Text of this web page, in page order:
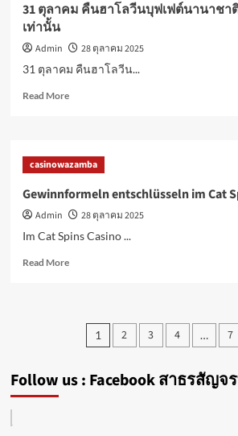
ไม่มี
หรือ
โดรน
31 ตุลาคม คืนฮาโลวีนบุฟเฟต์นานาชา
เท่านั้น
Admin
28 ตุลาคม 2025
31 ตุลาคม คืนฮาโลวีน...
Read MoreRead
ตุลาคม
คืน
บุฟเฟต์
นานาชาติ
มื้อ
700
casinowazamba
Gewinnformeln entschlüsseln im Cat
Admin
28 ตุลาคม 2025
Im Cat Spins Casino ...
Read MoreRead
entschlüsseln
Casino
Posts
1 2 3 4 … 7
Follow us : Facebook สาธรสัญจ